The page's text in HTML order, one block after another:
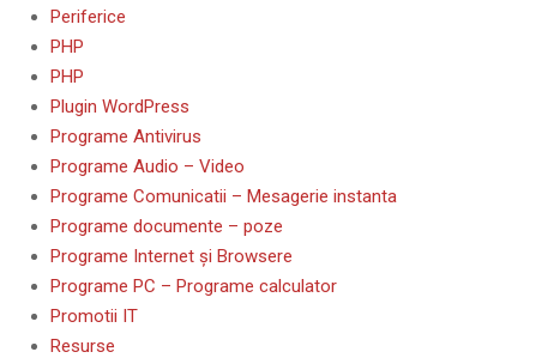
Periferice
PHP
PHP
Plugin WordPress
Programe Antivirus
Programe Audio – Video
Programe Comunicatii – Mesagerie instanta
Programe documente – poze
Programe Internet și Browsere
Programe PC – Programe calculator
Promotii IT
Resurse